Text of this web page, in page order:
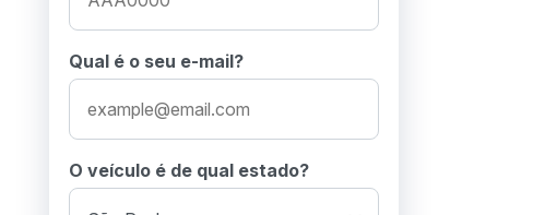
Qual é o seu e-mail?
O veículo é de qual estado?